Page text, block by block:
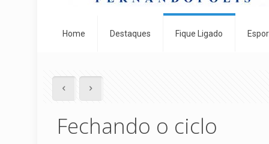
Home Destaques Fique Ligado
Fechando o ciclo